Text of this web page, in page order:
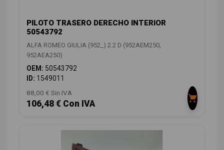
PILOTO TRASERO DERECHO INTERIOR
50543792
ALFA ROMEO GIULIA (952_) 2.2 D (952AEM250,
952AEA250)
OEM: 50543792
ID: 1549011
88,00 € Sin IVA
106,48 € Con IVA